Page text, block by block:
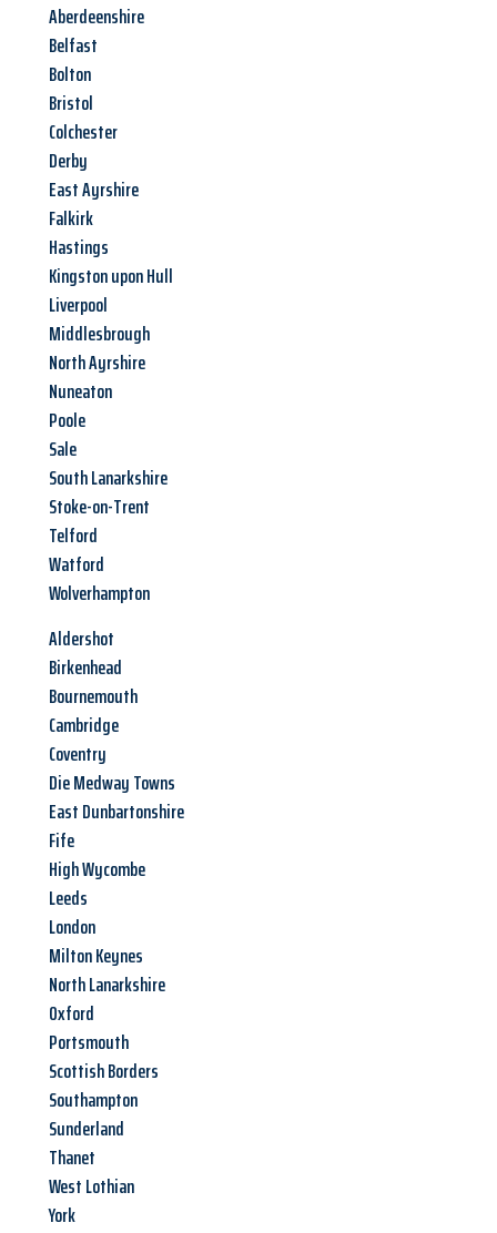
Aberdeenshire
Belfast
Bolton
Bristol
Colchester
Derby
East Ayrshire
Falkirk
Hastings
Kingston upon Hull
Liverpool
Middlesbrough
North Ayrshire
Nuneaton
Poole
Sale
South Lanarkshire
Stoke-on-Trent
Telford
Watford
Wolverhampton
Aldershot
Birkenhead
Bournemouth
Cambridge
Coventry
Die Medway Towns
East Dunbartonshire
Fife
High Wycombe
Leeds
London
Milton Keynes
North Lanarkshire
Oxford
Portsmouth
Scottish Borders
Southampton
Sunderland
Thanet
West Lothian
York